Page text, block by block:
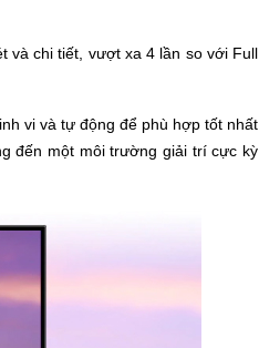
và chi tiết, vượt xa 4 lần so với Full
vi và tự động để phù hợp tốt nhất
đến một môi trường giải trí cực kỳ